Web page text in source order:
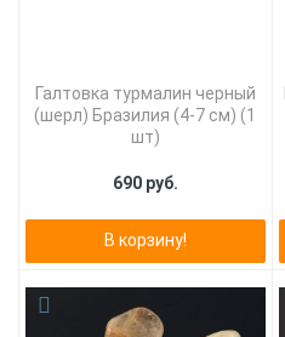
Галтовка турмалин черный
(шерл) Бразилия (4-7 см) (1
шт)
690 руб.
В корзину!